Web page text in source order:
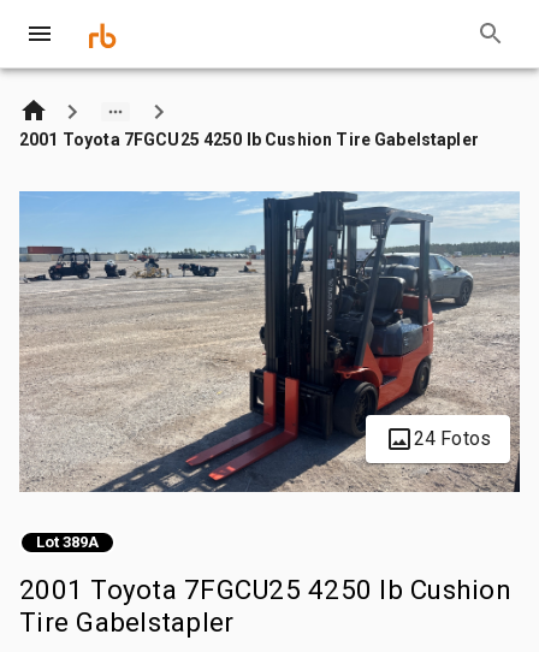
2001 Toyota 7FGCU25 4250 lb Cushion Tire Gabelstapler
24 Fotos
Lot 389A
2001 Toyota 7FGCU25 4250 lb Cushion
Tire Gabelstapler